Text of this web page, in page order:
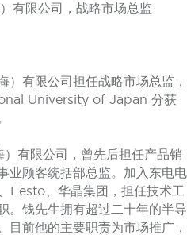
有限公司，战略市场总监
）有限公司担任战略市场总监，
University of Japan 分获
有限公司，曾先后担任产品销
业顾客统括部总监。加入东电电
Festo、华晶集团，担任技术工
。钱先生拥有超过二十年的半导
目前他的主要职责为市场推广，